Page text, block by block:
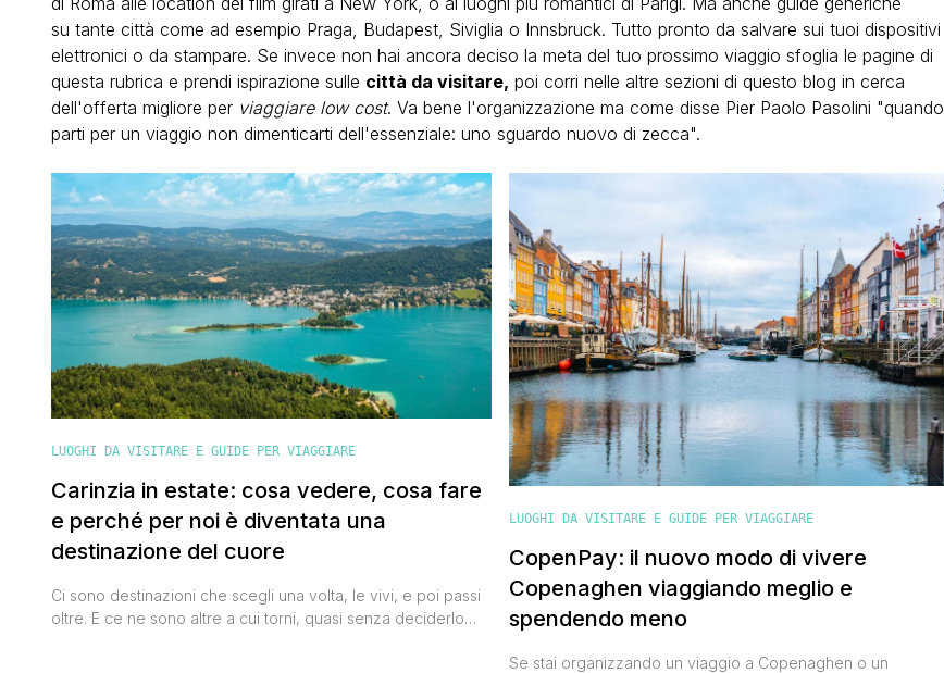
su tante città come ad esempio Praga, Budapest, Siviglia o Innsbruck. Tutto pronto da salvare sui tuoi dispositivi
elettronici o da stampare. Se invece non hai ancora deciso la meta del tuo prossimo viaggio sfoglia le pagine di
questa rubrica e prendi ispirazione sulle città da visitare, poi corri nelle altre sezioni di questo blog in cerca
dell'offerta migliore per viaggiare low cost. Va bene l'organizzazione ma come disse Pier Paolo Pasolini "quando
parti per un viaggio non dimenticarti dell'essenziale: uno sguardo nuovo di zecca".
LUOGHI DA VISITARE E GUIDE PER VIAGGIARE
Carinzia in estate: cosa vedere, cosa fare
e perché per noi è diventata una
destinazione del cuore
Ci sono destinazioni che scegli una volta, le vivi, e poi passi
oltre. E ce ne sono altre a cui torni, quasi senza deciderlo
LUOGHI DA VISITARE E GUIDE PER VIAGGIARE
CopenPay: il nuovo modo di vivere
Copenaghen viaggiando meglio e
spendendo meno
Se stai organizzando un viaggio a Copenaghen o un